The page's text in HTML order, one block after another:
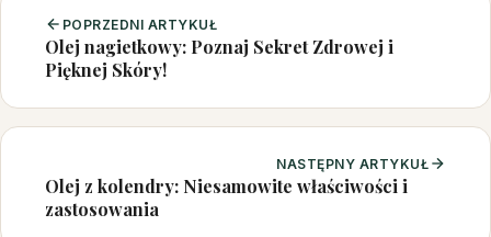
POPRZEDNI ARTYKUŁ
Olej nagietkowy: Poznaj Sekret Zdrowej i
Pięknej Skóry!
NASTĘPNY ARTYKUŁ
Olej z kolendry: Niesamowite właściwości i
zastosowania